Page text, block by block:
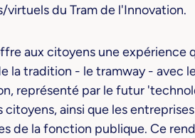
virtuels du Tram de l'Innovation.
aux citoyens une expérience
la tradition - le tramway - avec
représenté par le futur
citoyens, ainsi que les
de la fonction publique. Ce